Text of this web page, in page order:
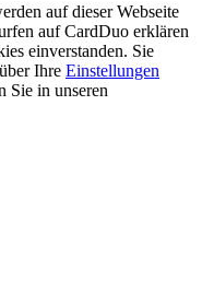
auf dieser Webseite
auf CardDuo erklären
einverstanden. Sie
Ihre Einstellungen
Sie in unseren